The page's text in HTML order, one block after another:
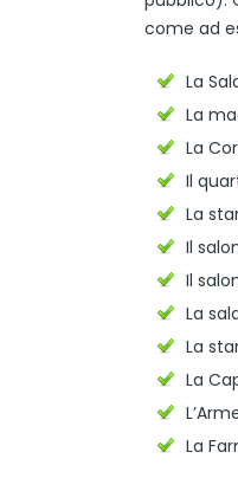
come ad
La
La
La
Il
La
Il
Il
La
La
La
La